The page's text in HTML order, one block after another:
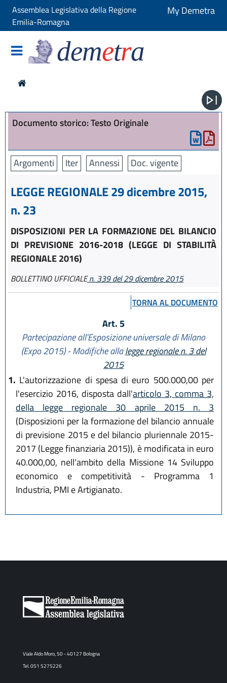
Assemblea Legislativa della Regione
Emilia-Romagna
My Demetra
demetra
Documento storico: Testo Originale
Argomenti Iter Annessi Doc. vigente
LEGGE REGIONALE 29 dicembre 2015,
n. 23
DISPOSIZIONI PER LA FORMAZIONE DEL BILANCIO
DI PREVISIONE 2016-2018 (LEGGE DI STABILITÀ
REGIONALE 2016)
BOLLETTINO UFFICIALEn. 339 del 29 dicembre 2015
TORNA AL DOCUMENTO
Art. 5
Partecipazione all'Esposizione universale di Milano
(Expo 2015) - Modifiche allalegge regionale n. 3 del
2015
1. L'autorizzazione di spesa di euro 500.000,00 per
l'esercizio 2016, disposta dall'articolo 3, comma 3,
della legge regionale 30 aprile 2015 n. 3
(Disposizioni per la formazione del bilancio annuale
di previsione 2015 e del bilancio pluriennale 2015-
2017 (Legge finanziaria 2015)), è modificata in euro
40.000,00, nell'ambito della Missione 14 Sviluppo
economico e competitività - Programma 1
Industria, PMI e Artigianato.
Viale Aldo Moro, 50 - 40127 Bologna
Tel. 051 5275226